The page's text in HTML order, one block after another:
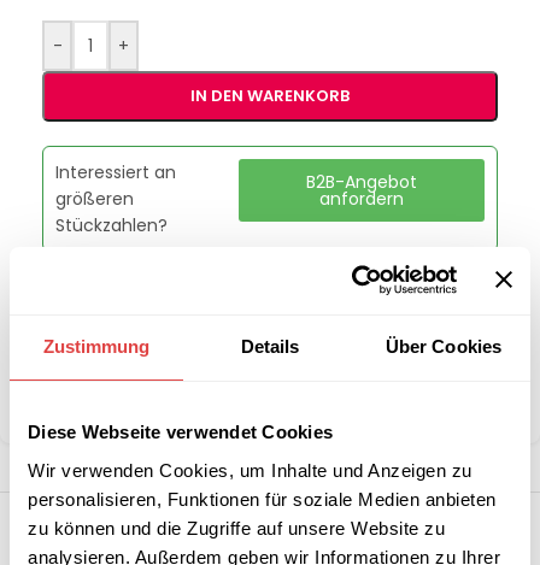
Zustimmung Details Über Cookies
Diese Webseite verwendet Cookies
Wir verwenden Cookies, um Inhalte und Anzeigen zu
personalisieren, Funktionen für soziale Medien anbieten
zu können und die Zugriffe auf unsere Website zu
analysieren. Außerdem geben wir Informationen zu Ihrer
- +
IN DEN WARENKORB
Interessiert an
größeren
Stückzahlen?
B2B-Angebot
anfordern
Kategorie: Servietten